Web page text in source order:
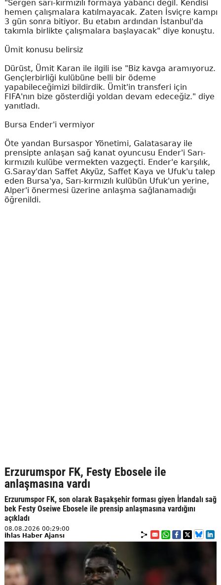
"Sergen sarı-kırmızılı formaya yabancı değil. Kendisi
hemen çalışmalara katılmayacak. Zaten İsviçre kampı
3 gün sonra bitiyor. Bu etabın ardından İstanbul'da
takımla birlikte çalışmalara başlayacak" diye konuştu.
Ümit konusu belirsiz
Dürüst, Ümit Karan ile ilgili ise "Biz kavga aramıyoruz.
Gençlerbirliği kulübüne belli bir ödeme
yapabileceğimizi bildirdik. Ümit'in transferi için
FIFA'nın bize gösterdiği yoldan devam edeceğiz." diye
yanıtladı.
Bursa Ender'i vermiyor
Öte yandan Bursaspor Yönetimi, Galatasaray ile
prensipte anlaşan sağ kanat oyuncusu Ender'i Sarı-
kırmızılı kulübe vermekten vazgeçti. Ender'e karşılık,
G.Saray'dan Saffet Akyüz, Saffet Kaya ve Ufuk'u talep
eden Bursa'ya, Sarı-kırmızılı kulübün Ufuk'un yerine,
Alper'i önermesi üzerine anlaşma sağlanamadığı
öğrenildi.
Erzurumspor FK, Festy Ebosele ile
anlaşmasına vardı
Erzurumspor FK, son olarak Başakşehir forması giyen İrlandalı sağ
bek Festy Oseiwe Ebosele ile prensip anlaşmasına vardığını
açıkladı
08.08.2026 00:29:00
İhlas Haber Ajansı